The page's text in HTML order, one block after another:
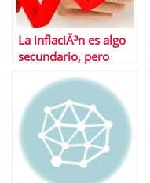
La inflaciÃ³n es algo
secundario, pero